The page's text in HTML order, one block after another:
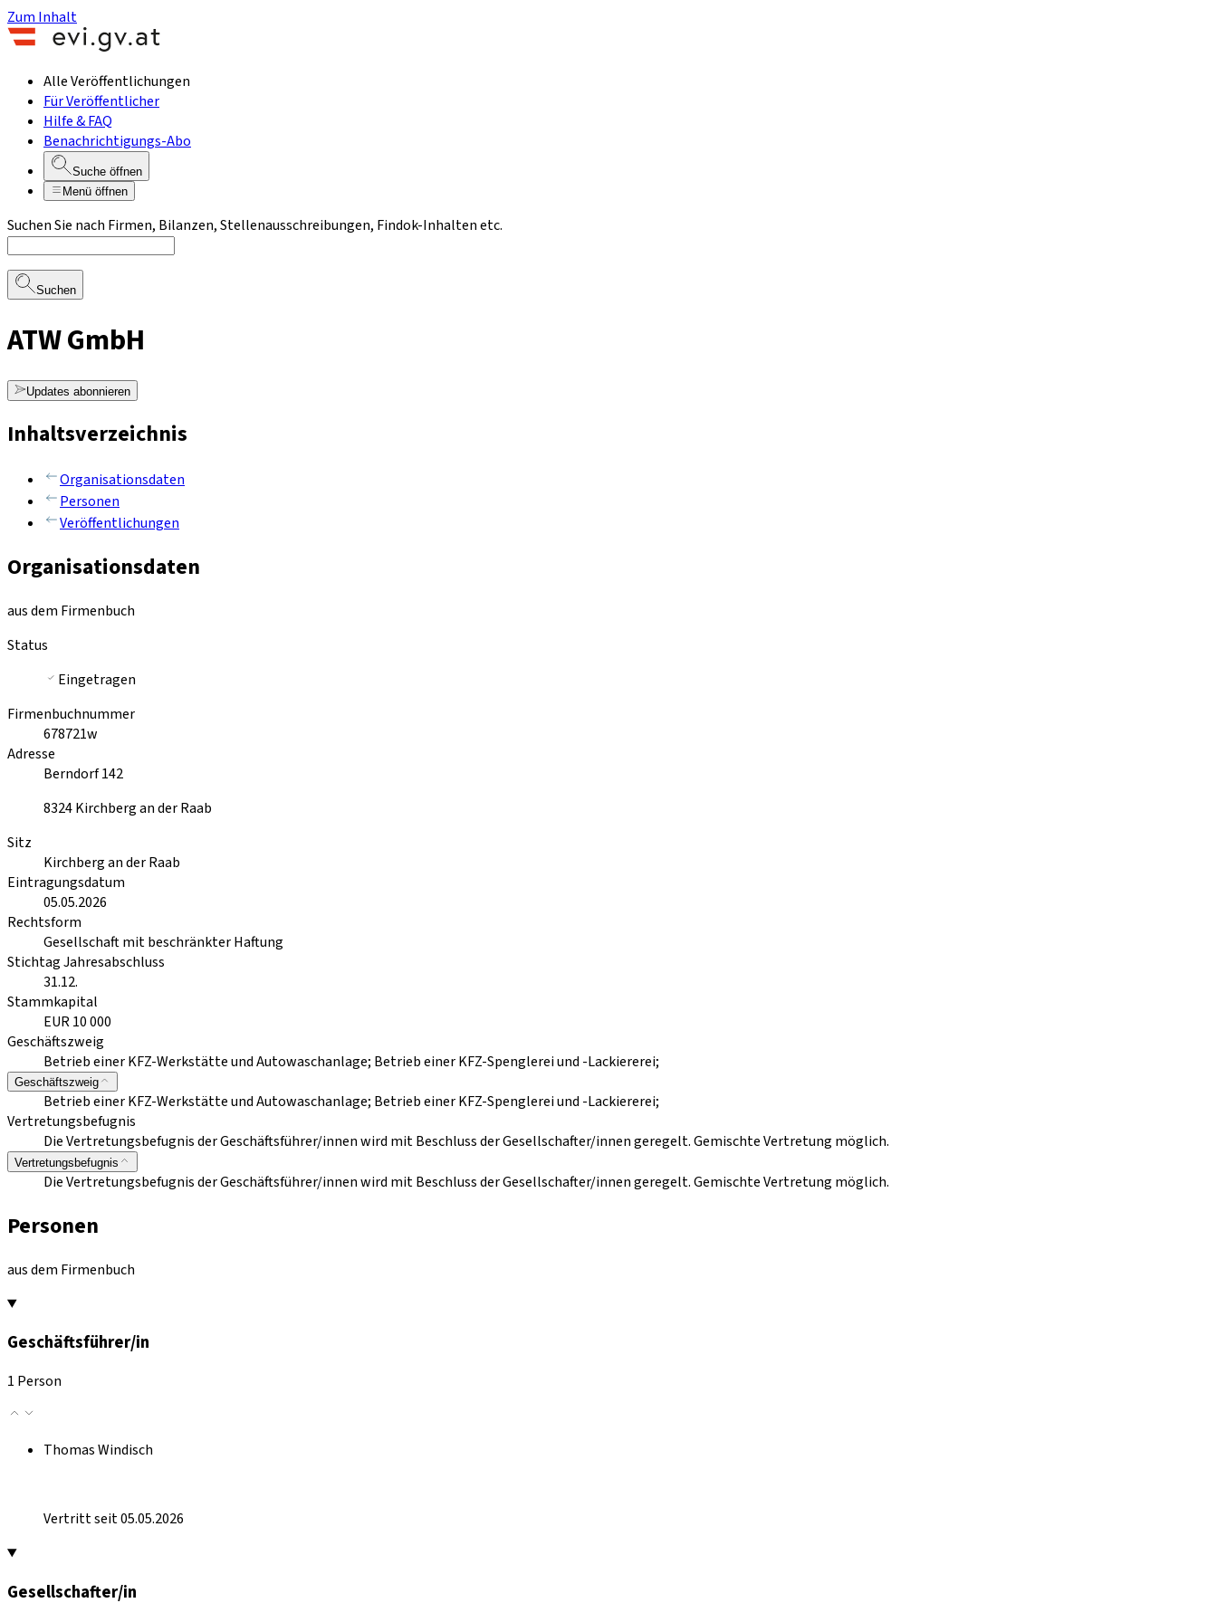
Zum Inhalt
Alle Veröffentlichungen
Für Veröffentlicher
Hilfe & FAQ
Benachrichtigungs-Abo
Suche öffnen
Menü öffnen
Suchen Sie nach Firmen, Bilanzen, Stellenausschreibungen, Findok-Inhalten etc.
Suchen
ATW GmbH
Updates abonnieren
Inhaltsverzeichnis
Organisationsdaten
Personen
Veröffentlichungen
Organisationsdaten
aus dem Firmenbuch
Status
Eingetragen
Firmenbuchnummer
678721w
Adresse
Berndorf 142
8324Kirchberg an der Raab
Sitz
Kirchberg an der Raab
Eintragungsdatum
05.05.2026
Rechtsform
Gesellschaft mit beschränkter Haftung
Stichtag Jahresabschluss
31.12.
Stammkapital
EUR 10 000
Geschäftszweig
Betrieb einer KFZ-Werkstätte und Autowaschanlage; Betrieb einer KFZ-Spenglerei und -Lackiererei;
Geschäftszweig
Betrieb einer KFZ-Werkstätte und Autowaschanlage; Betrieb einer KFZ-Spenglerei und -Lackiererei;
Vertretungsbefugnis
Die Vertretungsbefugnis der Geschäftsführer/innen wird mit Beschluss der Gesellschafter/innen geregelt. Gemischte Vertretung möglich.
Vertretungsbefugnis
Die Vertretungsbefugnis der Geschäftsführer/innen wird mit Beschluss der Gesellschafter/innen geregelt. Gemischte Vertretung möglich.
Personen
aus dem Firmenbuch
Geschäftsführer/in
1 Person
Thomas Windisch
Vertritt seit 05.05.2026
Gesellschafter/in